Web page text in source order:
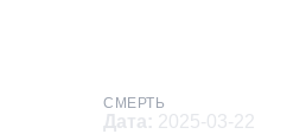
СМЕРТЬ
Дата: 2025-03-22